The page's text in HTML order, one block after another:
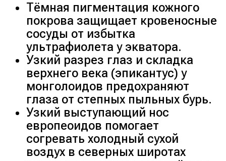
Тёмная пигментация кожного
покрова защищает кровеносные
сосуды от избытка
ультрафиолета у экватора.
Узкий разрез глаз и складка
верхнего века (эпикантус) у
монголоидов предохраняют
глаза от степных пыльных бурь.
Узкий выступающий нос
европеоидов помогает
согревать холодный сухой
воздух в северных широтах